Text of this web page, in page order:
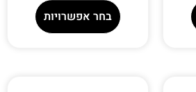
בחר אפשרויות